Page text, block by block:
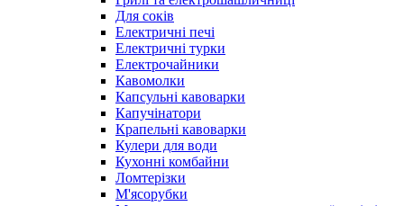
Для соків
Електричні печі
Електричні турки
Електрочайники
Кавомолки
Капсульні кавоварки
Капучінатори
Крапельні кавоварки
Кулери для води
Кухонні комбайни
Ломтерізки
М'ясорубки